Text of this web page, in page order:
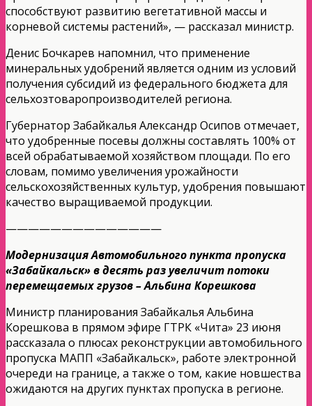
способствуют развитию вегетативной массы и
корневой системы растений», — рассказал министр.
Денис Бочкарев напомнил, что применение
минеральных удобрений является одним из условий
получения субсидий из федерального бюджета для
сельхозтоваропроизводителей региона.
Губернатор Забайкалья Александр Осипов отмечает,
что удобренные посевы должны составлять 100% от
всей обрабатываемой хозяйством площади. По его
словам, помимо увеличения урожайности
сельскохозяйственных культур, удобрения повышают
качество выращиваемой продукции.
——————————————
Модернизация Автомобильного пункта пропуска
«Забайкальск» в десять раз увеличит потоки
перемещаемых грузов – Альбина Корешкова
Министр планирования Забайкалья Альбина
Корешкова в прямом эфире ГТРК «Чита» 23 июня
рассказала о плюсах реконструкции автомобильного
пропуска МАПП «Забайкальск», работе электронной
очереди на границе, а также о том, какие новшества
ожидаются на других пунктах пропуска в регионе.